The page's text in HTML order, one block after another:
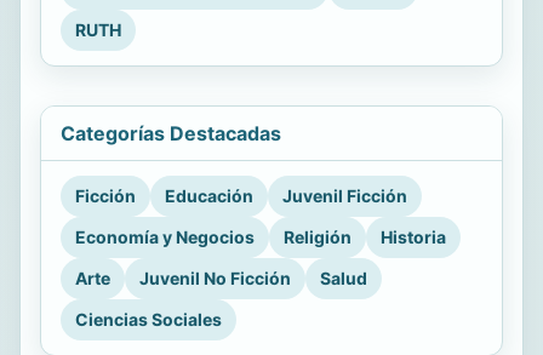
RUTH
Categorías Destacadas
Ficción Educación
Juvenil Ficción
Economía y Negocios
Religión
Historia
Arte
Juvenil No Ficción
Salud
Ciencias Sociales